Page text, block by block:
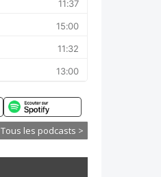
Tous les podcasts >